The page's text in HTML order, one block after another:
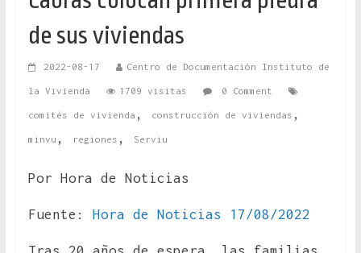
de sus viviendas
2022-08-17 Centro de Documentación Instituto de
la Vivienda 1709 visitas 0 Comment
comités de vivienda , construcción de viviendas ,
minvu , regiones , Serviu
Por Hora de Noticias
Fuente: Hora de Noticias 17/08/2022